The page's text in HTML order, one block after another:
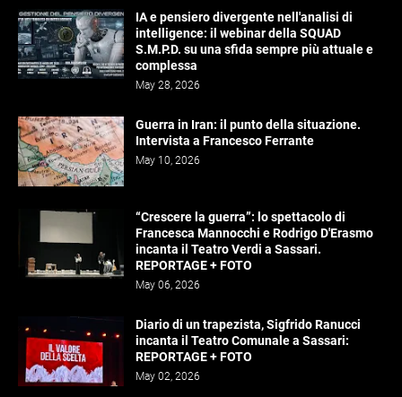
IA e pensiero divergente nell'analisi di
intelligence: il webinar della SQUAD
S.M.P.D. su una sfida sempre più attuale e
complessa
May 28, 2026
Guerra in Iran: il punto della situazione.
Intervista a Francesco Ferrante
May 10, 2026
“Crescere la guerra”: lo spettacolo di
Francesca Mannocchi e Rodrigo D'Erasmo
incanta il Teatro Verdi a Sassari.
REPORTAGE + FOTO
May 06, 2026
Diario di un trapezista, Sigfrido Ranucci
incanta il Teatro Comunale a Sassari:
REPORTAGE + FOTO
May 02, 2026